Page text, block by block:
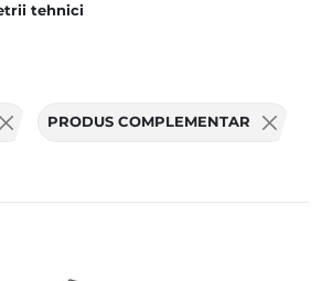
tehnici
PRODUS COMPLEMENTAR